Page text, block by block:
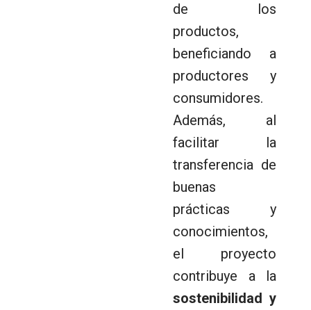
de los
productos,
beneficiando a
productores y
consumidores.
Además, al
facilitar la
transferencia de
buenas
prácticas y
conocimientos,
el proyecto
contribuye a la
sostenibilidad y